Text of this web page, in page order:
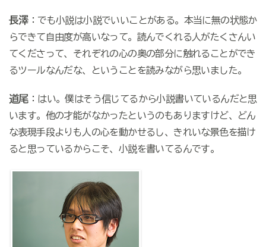
長澤：でも小説は小説でいいことがある。本当に無の状態か
らできて自由度が高いなって。読んでくれる人がたくさんい
てくださって、それぞれの心の奥の部分に触れることができ
るツールなんだな、ということを読みながら思いました。
道尾：はい。僕はそう信じてるから小説書いているんだと思
います。他の才能がなかったというのもありますけど、どん
な表現手段よりも人の心を動かせるし、きれいな景色を描け
ると思っているからこそ、小説を書いてるんです。